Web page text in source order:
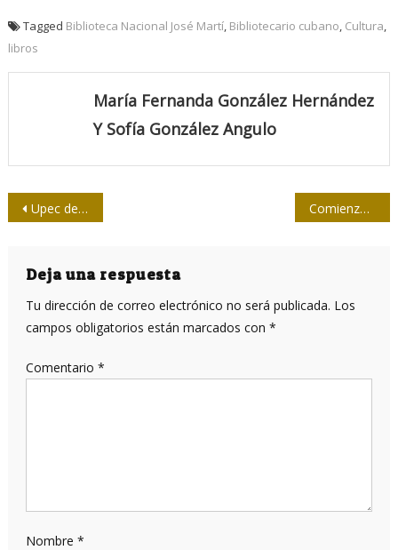
Tagged Biblioteca Nacional José Martí, Bibliotecario cubano, Cultura,
libros
María Fernanda González Hernández
Y Sofía González Angulo
Navegación
entradas
Upec de Cuba entre cinco agrupaciones continentales que liderarán la Federación Latinoamericana de Periodistas Comienza la II Bienal Internacional de Humor Político en La Habana
Deja una respuesta
Tu dirección de correo electrónico no será publicada. Los
campos obligatorios están marcados con *
Comentario *
Nombre *